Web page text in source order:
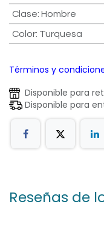
Clase: Hombre
Color: Turquesa
Términos y
Disponible para
Disponible para
Reseñas de